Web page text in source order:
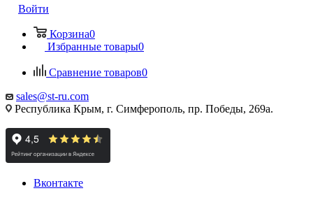
Войти
Корзина0
Избранные товары0
Сравнение товаров0
sales@st-ru.com
Республика Крым, г. Симферополь, пр. Победы, 269а.
Вконтакте